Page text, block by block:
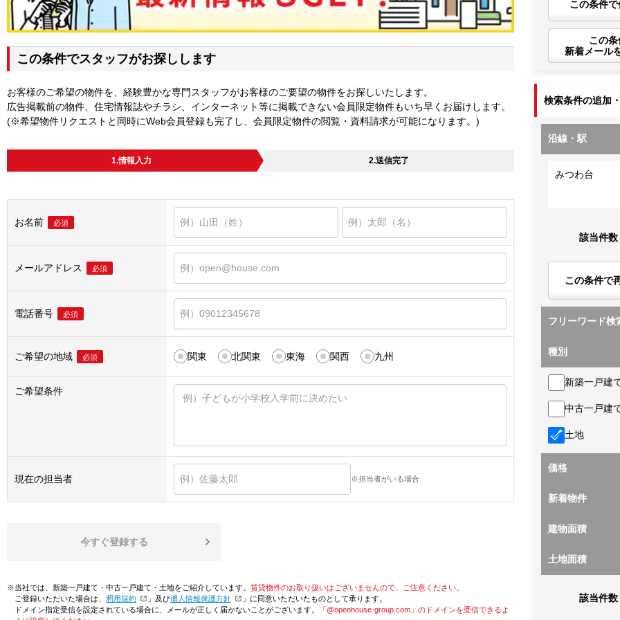
この条件でスタッフがお探しします
お客様のご希望の物件を、経験豊かな専門スタッフがお客様のご要望の物件をお探しいたします。
広告掲載前の物件、住宅情報誌やチラシ、インターネット等に掲載できない会員限定物件もいち早くお届けします。
(※希望物件リクエストと同時にWeb会員登録も完了し、会員限定物件の閲覧・資料請求が可能になります。)
1.情報入力 2.送信完了
お名前 必須
メールアドレス 必須
電話番号 必須
ご希望の地域 必須 関東 北関東 東海 関西 九州
ご希望条件
現在の担当者 ※担当者がいる場合
今すぐ登録する
※当社では、新築一戸建て・中古一戸建て・土地をご紹介しています。 賃貸物件のお取り扱いはございませんので、ご注意ください。
ご登録いただいた場合は、「利用規約 」及び「個人情報保護方針
」に同意いただいたものとして承ります。
ドメイン指定受信を設定されている場合に、メールが正しく届かないことがございます。
「@openhouse-group.com」のドメインを受信できるよ
この条件
この
新着メール
検索条件の追加
沿線・駅
みつわ台
該当件数
この条件で
フリーワード検
種別
新築一戸建
中古一戸建
土地
価格
新着物件
建物面積
土地面積
該当件数